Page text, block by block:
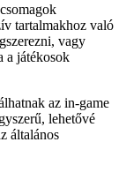
tartalmakhoz való
vagy
a játékosok
az in-game
lehetővé
általános